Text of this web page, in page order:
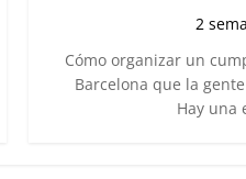
2
Cómo organizar un
Barcelona que la
Hay una